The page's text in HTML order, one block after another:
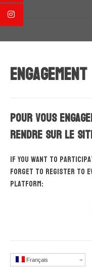
Engagement
Pour vous
rendre sur le
If you want to
forget to register to
platform:
Français